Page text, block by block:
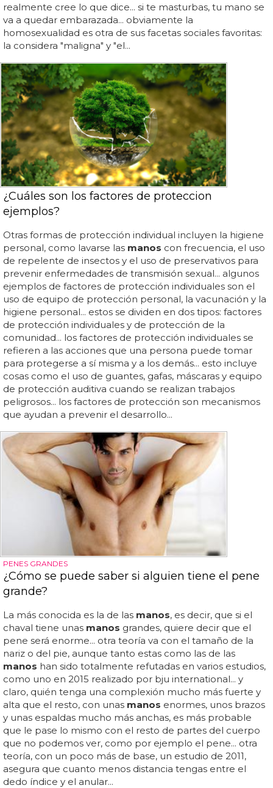
realmente cree lo que dice... si te masturbas, tu mano se
va a quedar embarazada... obviamente la
homosexualidad es otra de sus facetas sociales favoritas:
la considera "maligna" y "el...
¿Cuáles son los factores de proteccion
ejemplos?
Otras formas de protección individual incluyen la higiene
personal, como lavarse las manos con frecuencia, el uso
de repelente de insectos y el uso de preservativos para
prevenir enfermedades de transmisión sexual... algunos
ejemplos de factores de protección individuales son el
uso de equipo de protección personal, la vacunación y la
higiene personal... estos se dividen en dos tipos: factores
de protección individuales y de protección de la
comunidad... los factores de protección individuales se
refieren a las acciones que una persona puede tomar
para protegerse a sí misma y a los demás... esto incluye
cosas como el uso de guantes, gafas, máscaras y equipo
de protección auditiva cuando se realizan trabajos
peligrosos... los factores de protección son mecanismos
que ayudan a prevenir el desarrollo...
PENES GRANDES
¿Cómo se puede saber si alguien tiene el pene
grande?
La más conocida es la de las manos, es decir, que si el
chaval tiene unas manos grandes, quiere decir que el
pene será enorme... otra teoría va con el tamaño de la
nariz o del pie, aunque tanto estas como las de las
manos han sido totalmente refutadas en varios estudios,
como uno en 2015 realizado por bju international... y
claro, quién tenga una complexión mucho más fuerte y
alta que el resto, con unas manos enormes, unos brazos
y unas espaldas mucho más anchas, es más probable
que le pase lo mismo con el resto de partes del cuerpo
que no podemos ver, como por ejemplo el pene... otra
teoría, con un poco más de base, un estudio de 2011,
asegura que cuanto menos distancia tengas entre el
dedo índice y el anular...